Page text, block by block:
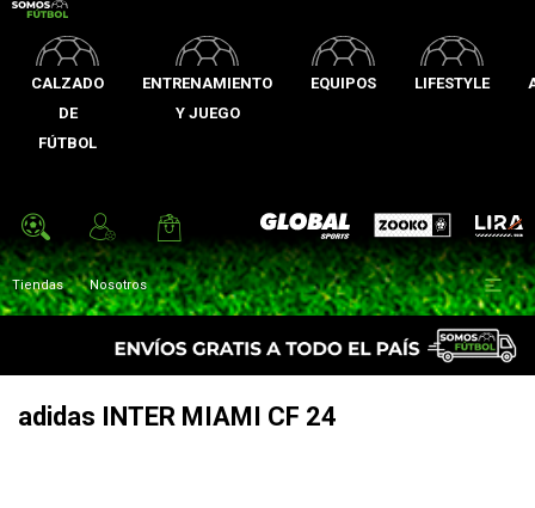
CALZADO
DE
FÚTBOL
ENTRENAMIENTO
Y JUEGO
EQUIPOS LIFESTYLE
Global Sports Zooko Lira
Tiendas Nosotros 
adidas INTER MIAMI CF 24